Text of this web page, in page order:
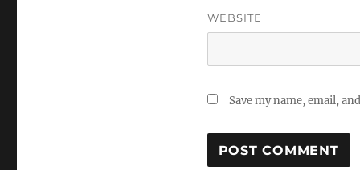
WEBSITE
Save my name, email,